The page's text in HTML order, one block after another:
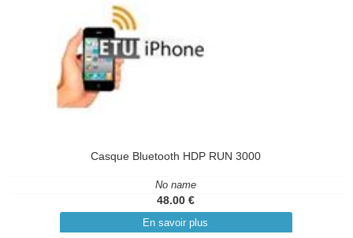
Casque Bluetooth HDP RUN 3000
No name
48.00 €
En savoir plus